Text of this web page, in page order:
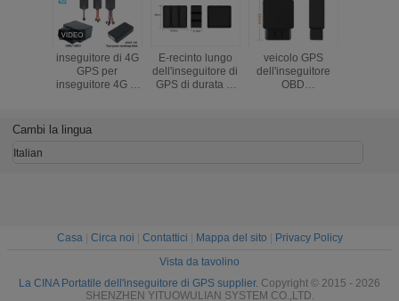
inseguitore di 4G
GPS per
inseguitore 4G di
magnete senza fili
E-recinto lungo
dell'inseguitore di
GPS di durata di
veicolo GPS
dell'inseguitore
OBD
Cambi la lingua
Italian
Casa Circa noi Contattici Mappa del sito
Privacy Policy
Vista da tavolino
La CINA Portatile dell'inseguitore di GPS supplier. Copyright © 2015 - 2026
SHENZHEN YITUOWULIAN SYSTEM CO.,LTD.